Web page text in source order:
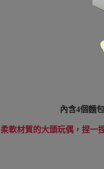
內含4個麵
柔軟材質的大頭玩偶，捏一